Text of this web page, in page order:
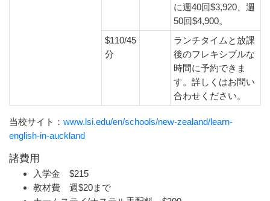
に週40回$3,920、週
50回$4,900。
$110/45
分
ランチタイムと放課
後のフレキシブルな
時間に予約できま
す。詳しくはお問い
合わせください。
当校サイト： www.lsi.edu/en/schools/new-zealand/learn-
english-in-auckland
諸費用
入学金 $215
教材費 週$20まで